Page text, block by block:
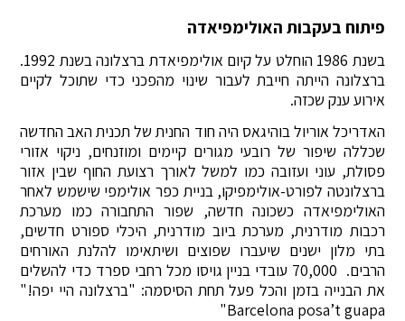
פיתוח בעקבות האולימפיאדה
בשנת 1986 הוחלט על קיום אולימפיאדת ברצלונה בשנת 1992.
ברצלונה הייתה חייבת לעבור שינוי מהפכני כדי שתוכל לקיים
אירוע ענק שכזה.
האדריכל אוריול בוהיגאס היה חוד החנית של תכנית האב החדשה
שכללה שיפור של רובעי מגורים קיימים ומוזנחים, ניקוי אזורי
פסולת, עוני ועזובה כמו למשל לאורך רצועת החוף שבין אזור
ברצלונטה לפורט-אולימפיקו, בניית כפר אולימפי שישמש לאחר
האולימפיאדה כשכונה חדשה, שפור התחבורה כמו מערכת
רכבות מודרנית, מערכת ביוב מודרנית, היכלי ספורט חדשים,
בתי מלון ישנים שיעברו שפוצים ושיתאימו להלנת האורחים
הרבים. 70,000 עובדי בניין גויסו מכל רחבי ספרד כדי להשלים
את הבנייה בזמן והכל פעל תחת הסיסמה: "ברצלונה היי יפה!"
Barcelona posa’t guapa"